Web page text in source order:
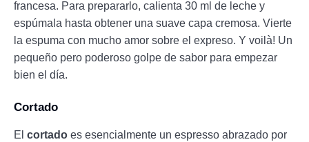
francesa. Para prepararlo, calienta 30 ml de leche y
espúmala hasta obtener una suave capa cremosa. Vierte
la espuma con mucho amor sobre el expreso. Y voilà! Un
pequeño pero poderoso golpe de sabor para empezar
bien el día.
Cortado
El cortado es esencialmente un espresso abrazado por